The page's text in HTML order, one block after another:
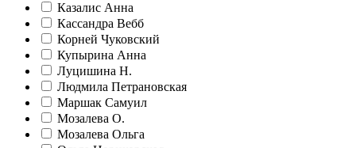
Казалис Анна
Кассандра Вебб
Корней Чуковский
Купырина Анна
Луцишина Н.
Людмила Петрановская
Маршак Самуил
Мозалева О.
Мозалева Ольга